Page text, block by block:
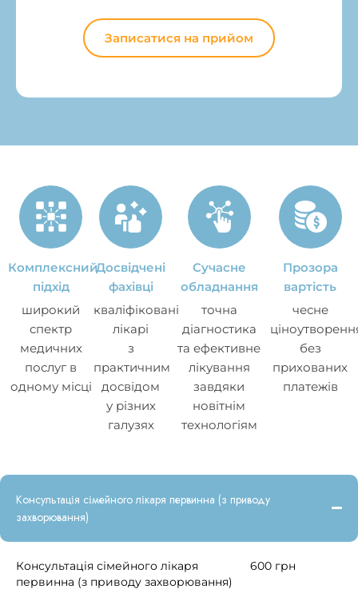
Записатися на прийом
Комплексний
підхід
широкий
спектр
медичних
послуг в
одному місці
Досвідчені
фахівці
кваліфіковані
лікарі
з
практичним
досвідом
у різних
галузях
Сучасне
обладнання
точна
діагностика
та ефективне
лікування
завдяки
новітнім
технологіям
Прозора
вартість
чесне
без
прихованих
платежів
Консультація сімейного лікаря первинна (з приводу
захворювання)
Консультація сімейного лікаря
первинна (з приводу захворювання)
600 грн